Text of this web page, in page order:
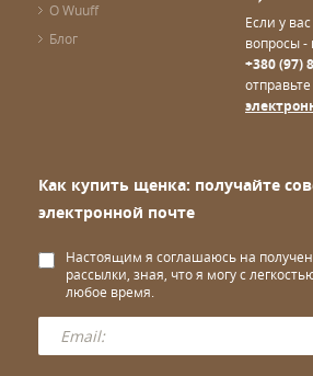
О Wuuff
Блог
Если у
вопросы -
+380 (97)
Как купить щенка: получайте
электронной почте
Настоящим я соглашаюсь на
рассылки, зная, что я могу с
любое время.